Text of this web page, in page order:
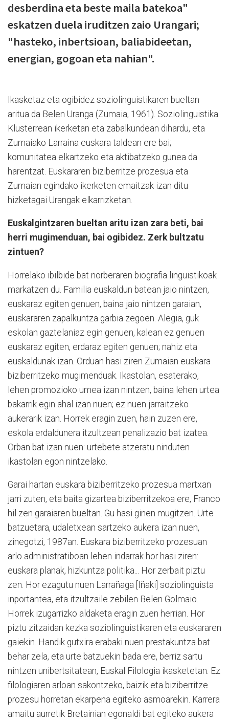
desberdina eta beste maila batekoa"
eskatzen duela iruditzen zaio Urangari;
"hasteko, inbertsioan, baliabideetan,
energian, gogoan eta nahian".
Ikasketaz eta ogibidez soziolinguistikaren bueltan
aritua da Belen Uranga (Zumaia, 1961). Soziolinguistika
Klusterrean ikerketan eta zabalkundean dihardu, eta
Zumaiako Larraina euskara taldean ere bai;
komunitatea elkartzeko eta aktibatzeko gunea da
harentzat. Euskararen biziberritze prozesua eta
Zumaian egindako ikerketen emaitzak izan ditu
hizketagai Urangak elkarrizketan.
Euskalgintzaren bueltan aritu izan zara beti, bai
herri mugimenduan, bai ogibidez. Zerk bultzatu
zintuen?
Horrelako ibilbide bat norberaren biografia linguistikoak
markatzen du. Familia euskaldun batean jaio nintzen,
euskaraz egiten genuen, baina jaio nintzen garaian,
euskararen zapalkuntza garbia zegoen. Alegia, guk
eskolan gaztelaniaz egin genuen, kalean ez genuen
euskaraz egiten, erdaraz egiten genuen; nahiz eta
euskaldunak izan. Orduan hasi ziren Zumaian euskara
biziberritzeko mugimenduak. Ikastolan, esaterako,
lehen promozioko umea izan nintzen, baina lehen urtea
bakarrik egin ahal izan nuen; ez nuen jarraitzeko
aukerarik izan. Horrek eragin zuen, hain zuzen ere,
eskola erdaldunera itzultzean penalizazio bat izatea.
Orban bat izan nuen: urtebete atzeratu ninduten
ikastolan egon nintzelako.
Garai hartan euskara biziberritzeko prozesua martxan
jarri zuten, eta baita gizartea biziberritzekoa ere, Franco
hil zen garaiaren bueltan. Gu hasi ginen mugitzen. Urte
batzuetara, udaletxean sartzeko aukera izan nuen,
zinegotzi, 1987an. Euskara biziberritzeko prozesuan
arlo administratiboan lehen indarrak hor hasi ziren:
euskara planak, hizkuntza politika... Hor zerbait piztu
zen. Hor ezagutu nuen Larrañaga [Iñaki] soziolinguista
inportantea, eta itzultzaile zebilen Belen Golmaio.
Horrek izugarrizko aldaketa eragin zuen herrian. Hor
piztu zitzaidan kezka soziolinguistikaren eta euskararen
gaiekin. Handik gutxira erabaki nuen prestakuntza bat
behar zela, eta urte batzuekin bada ere, berriz sartu
nintzen unibertsitatean, Euskal Filologia ikasketetan. Ez
filologiaren arloan sakontzeko, baizik eta biziberritze
prozesu horretan ekarpena egiteko asmoarekin. Karrera
amaitu aurretik Bretainian egonaldi bat egiteko aukera